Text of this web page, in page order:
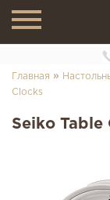
ТН
Главная »
Clocks
Seiko Table